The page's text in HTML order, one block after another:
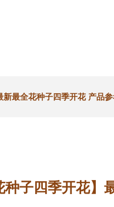
新最全花种子四季开花 产品
种子四季开花